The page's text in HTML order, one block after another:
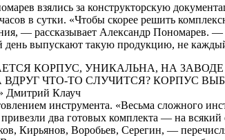
взялись за конструкторскую
в сутки. «Чтобы скорее решить
— рассказывает Александр
день выпускают такую продукцию, не
КОРПУС, УНИКАЛЬНА, НА
ЧТО-ТО СЛУЧИТСЯ? КОРПУС
Дмитрий Клауч
инструмента. «Весьма сложного
два готовых комплекта — на
Кирьянов, Воробьев, Серегин, —